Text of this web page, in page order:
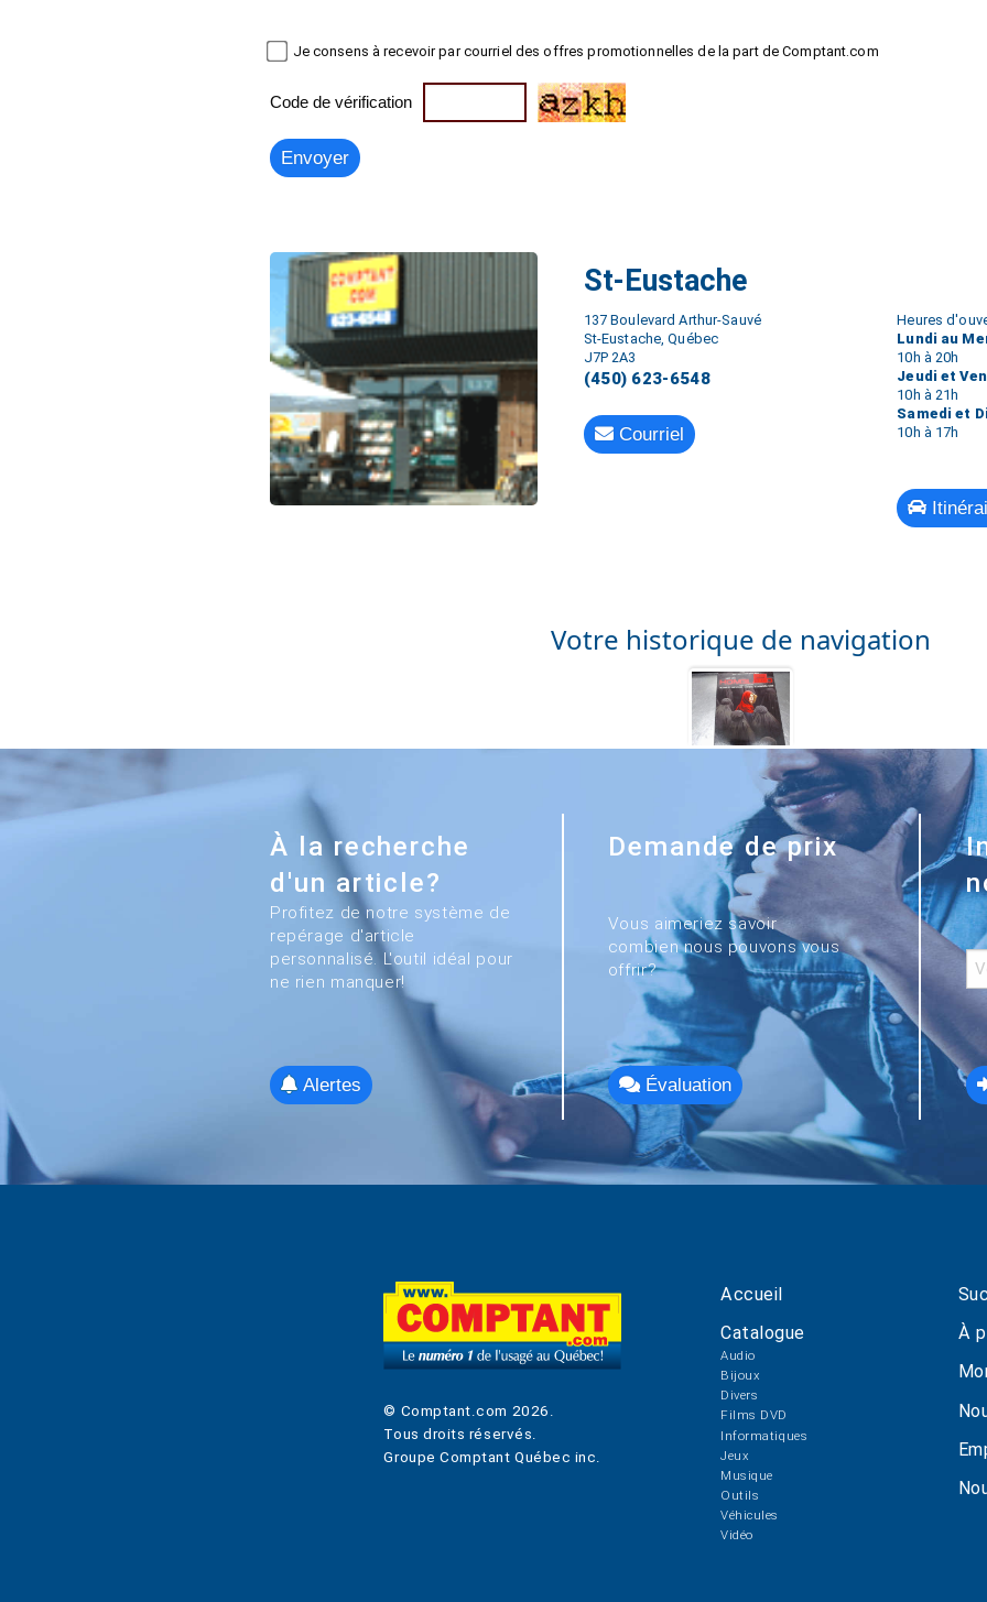
Je consens à recevoir par courriel des offres promotionnelles de la part de Comptant.com
Code de vérification
St-Eustache
137 Boulevard Arthur-Sauvé
St-Eustache, Québec
J7P 2A3
(450) 623-6548
Courriel
Heures
Lundi au
10h à 20h
Jeudi et
10h à 21h
Samedi et
10h à 17h
Votre historique de navigation
À la recherche
d'un article?
Profitez de notre système de
repérage d'article
personnalisé. L'outil idéal pour
ne rien manquer!
Alertes
Demande de prix
Vous aimeriez savoir
combien nous pouvons vous
offrir?
Évaluation
© Comptant.com 2026 .
Tous droits réservés.
Groupe Comptant Québec inc.
Accueil
Catalogue
Audio
Bijoux
Divers
Films DVD
Informatiques
Jeux
Musique
Outils
Véhicules
Vidéo
À